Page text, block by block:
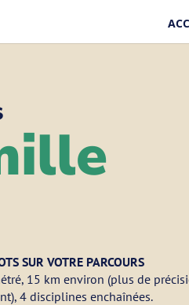
SUR VOTRE PARCOURS
15 km environ (plus de
4 disciplines enchaînées.